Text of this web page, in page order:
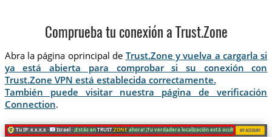
Comprueba tu conexión a Trust.Zone
Abra la página oprincipal de Trust.Zone y vuelva a cargarla si
ya está abierta para comprobar si su conexión con
Trust.Zone VPN está establecida correctamente.
También puede visitar nuestra página de verificación
Connection.
Tu IP: x.x.x.x · Israel ·¡Estás enTRUST.ZONE ahora! ¡Tu verdadera localización está oculta!